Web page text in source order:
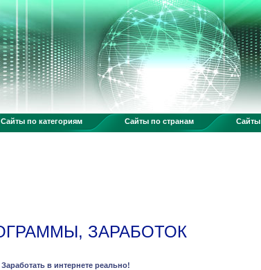
Сайты по категориям Сайты по странам
ЗАРАБОТОК
Заработать в интернете реально!